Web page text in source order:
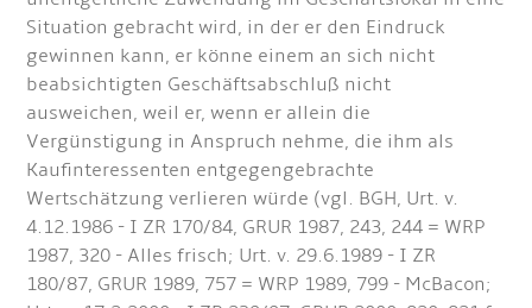
Situation gebracht wird, in der er den Eindruck
gewinnen kann, er könne einem an sich nicht
beabsichtigten Geschäftsabschluß nicht
ausweichen, weil er, wenn er allein die
Vergünstigung in Anspruch nehme, die ihm als
Kaufinteressenten entgegengebrachte
Wertschätzung verlieren würde (vgl. BGH, Urt. v.
4.12.1986 - I ZR 170/84, GRUR 1987, 243, 244 = WRP
1987, 320 - Alles frisch; Urt. v. 29.6.1989 - I ZR
180/87, GRUR 1989, 757 = WRP 1989, 799 - McBacon;